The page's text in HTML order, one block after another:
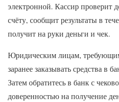
электронной. Кассир проверит
счёту, сообщит результаты в
получит на руки деньги и чек.
Юридическим лицам,
заранее заказывать средства в
Затем обратитесь в банк с
доверенностью на получение